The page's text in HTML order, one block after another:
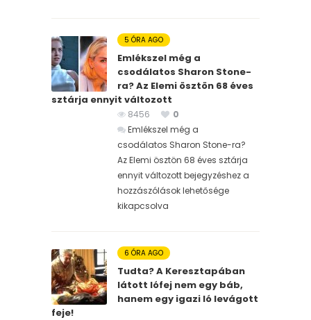
5 ÓRA AGO
Emlékszel még a
csodálatos Sharon Stone-
ra? Az Elemi ösztön 68 éves
sztárja ennyit változott
8456
0
Emlékszel még a
csodálatos Sharon Stone-ra?
Az Elemi ösztön 68 éves sztárja
ennyit változott bejegyzéshez a
hozzászólások lehetősége
kikapcsolva
6 ÓRA AGO
Tudta? A Keresztapában
látott lófej nem egy báb,
hanem egy igazi ló levágott
feje!